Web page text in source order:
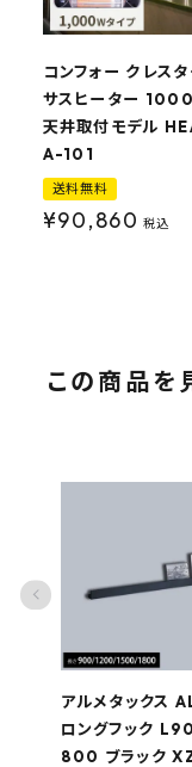
コンフォー クレス
サスヒーター
天井取付モデル
A-101
送料無料
¥90,860 税込
この商品を
アルメタックス
ロングフック
800 ブラック